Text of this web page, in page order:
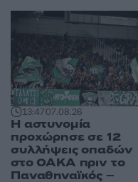
13:4707.08.26
Η αστυνομία
προχώρησε σε 12
συλλήψεις οπαδών
στο ΟΑΚΑ πριν το
Παναθηναϊκός –